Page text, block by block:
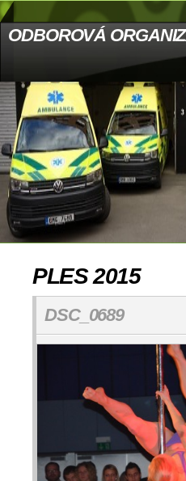
ODBOROVÁ
PLES 2015
DSC_0689